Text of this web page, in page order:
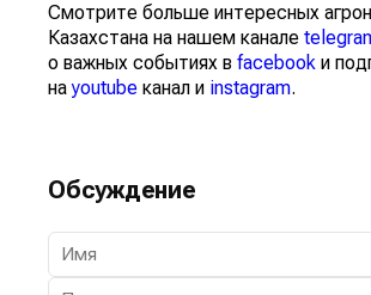
Смотрите больше интересных
Казахстана на нашем канале
о важных событиях в facebook и
наyoutube канал и instagram.
Обсуждение